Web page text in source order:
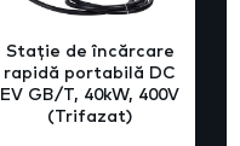
Stație de încărcare
rapidă portabilă DC
EV GB/T, 40kW, 400V
(Trifazat)